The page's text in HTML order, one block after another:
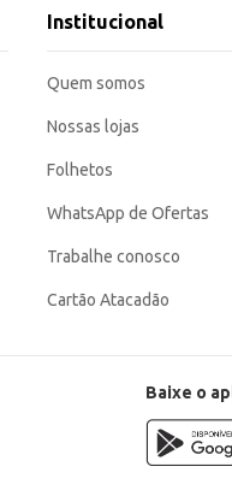
para quem busca um
Institucional
Quem somos
Nossas lojas
Folhetos
WhatsApp de Ofertas
Trabalhe conosco
Cartão Atacadão
Baixe o